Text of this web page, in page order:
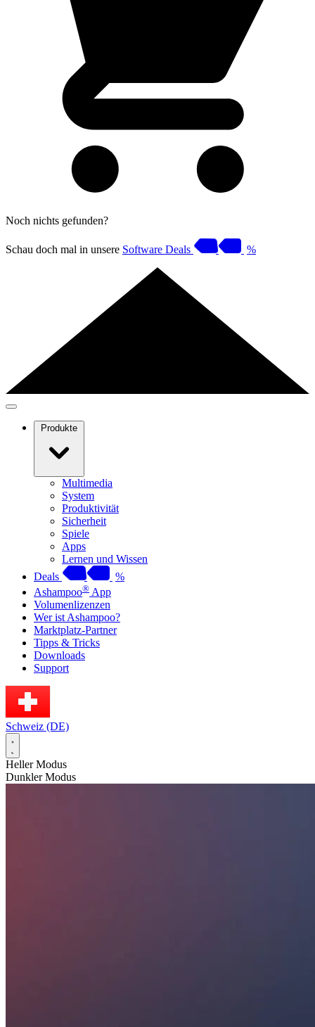
Noch nichts gefunden?
Schau doch mal in unsere Software Deals %
Produkte
Multimedia
System
Produktivität
Sicherheit
Spiele
Apps
Lernen und Wissen
Deals
%
Ashampoo® App
Volumenlizenzen
Wer ist Ashampoo?
Marktplatz-Partner
Tipps & Tricks
Downloads
Support
Schweiz (DE)
Heller Modus
Dunkler Modus